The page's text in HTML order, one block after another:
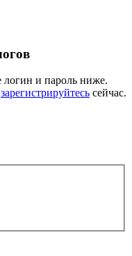
логин и пароль ниже.
зарегистрируйтесь сейчас.